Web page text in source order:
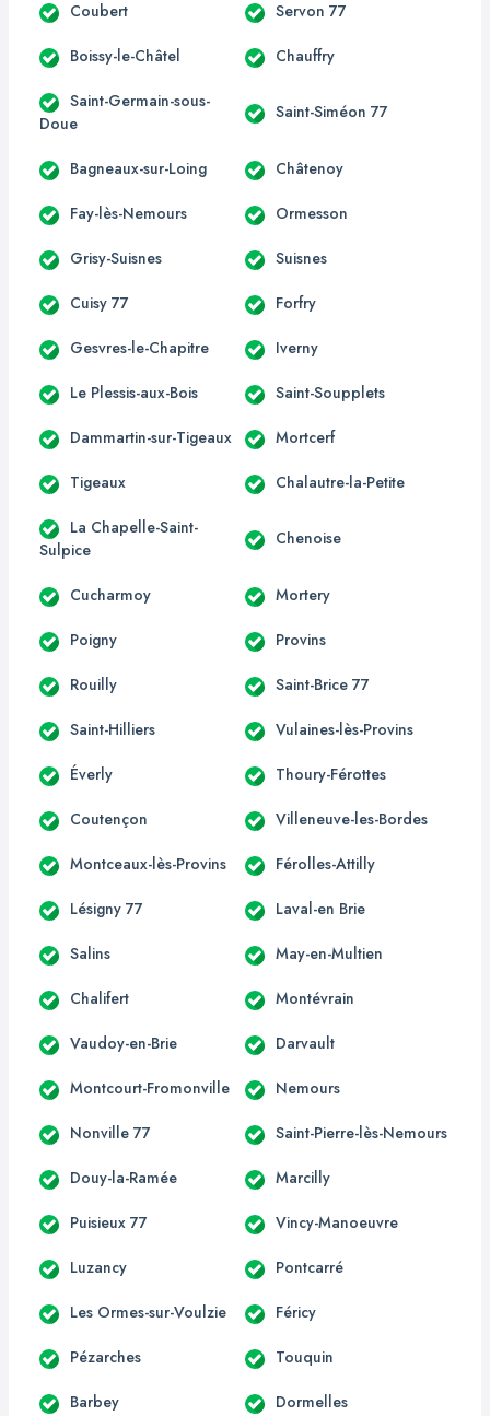
Coubert Servon 77
Boissy-le-Châtel Chauffry
Saint-Germain-sous-
Doue
Saint-Siméon 77
Bagneaux-sur-Loing Châtenoy
Fay-lès-Nemours Ormesson
Grisy-Suisnes Suisnes
Cuisy 77 Forfry
Gesvres-le-Chapitre Iverny
Le Plessis-aux-Bois Saint-Soupplets
Dammartin-sur-Tigeaux Mortcerf
Tigeaux Chalautre-la-Petite
La Chapelle-Saint-
Sulpice
Chenoise
Cucharmoy Mortery
Poigny Provins
Rouilly Saint-Brice 77
Saint-Hilliers Vulaines-lès-Provins
Éverly Thoury-Férottes
Coutençon Villeneuve-les-Bordes
Montceaux-lès-Provins Férolles-Attilly
Lésigny 77 Laval-en Brie
Salins May-en-Multien
Chalifert Montévrain
Vaudoy-en-Brie Darvault
Montcourt-Fromonville Nemours
Nonville 77 Saint-Pierre-lès-Nemours
Douy-la-Ramée Marcilly
Puisieux 77 Vincy-Manoeuvre
Luzancy Pontcarré
Les Ormes-sur-Voulzie Féricy
Pézarches Touquin
Barbey Dormelles